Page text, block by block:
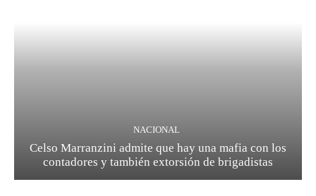
NACIONAL
Celso Marranzini admite que hay una mafia con los
contadores y también extorsión de brigadistas